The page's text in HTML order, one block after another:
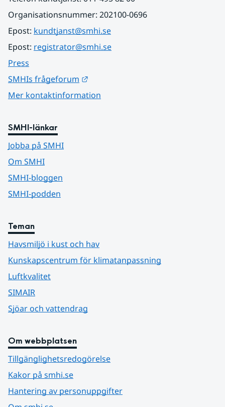
Organisationsnummer: 202100-0696
Epost: kundtjanst@smhi.se
Epost: registrator@smhi.se
Press
SMHIs frågeforum
Mer kontaktinformation
SMHI-länkar
Jobba på SMHI
Om SMHI
SMHI-bloggen
SMHI-podden
Teman
Havsmiljö i kust och hav
Kunskapscentrum för klimatanpassning
Luftkvalitet
SIMAIR
Sjöar och vattendrag
Om webbplatsen
Tillgänglighetsredogörelse
Kakor på smhi.se
Hantering av personuppgifter